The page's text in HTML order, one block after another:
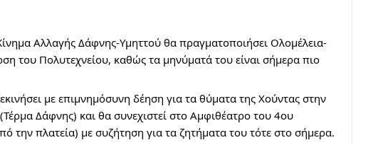
Αλλαγής Δάφνης-Υμηττού θα πραγματοποιήσει Ολομέλεια-
του Πολυτεχνείου, καθώς τα μηνύματά του είναι σήμερα πιο
με επιμνημόσυνη δέηση για τα θύματα της Χούντας στην
Δάφνης) και θα συνεχιστεί στο Αμφιθέατρο του 4ου
την πλατεία) με συζήτηση για τα ζητήματα του τότε στο σήμερα.